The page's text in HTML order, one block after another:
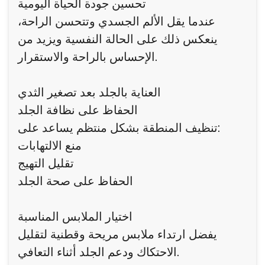
تحسين جودة الحياة اليومية
عندما يقل الألم الجسدي وتتحسن الراحة،
ينعكس ذلك على الحالة النفسية ويزيد من
الإحساس بالراحة والاستقرار.
العناية بالجلد بعد تصغير الثدي
الحفاظ على نظافة الجلد
تنظيف المنطقة بشكل منتظم يساعد على:
منع الالتهابات
تقليل التهيج
الحفاظ على صحة الجلد
اختيار الملابس المناسبة
يفضل ارتداء ملابس مريحة وقطنية لتقليل
الاحتكاك ودعم الجلد أثناء التعافي.